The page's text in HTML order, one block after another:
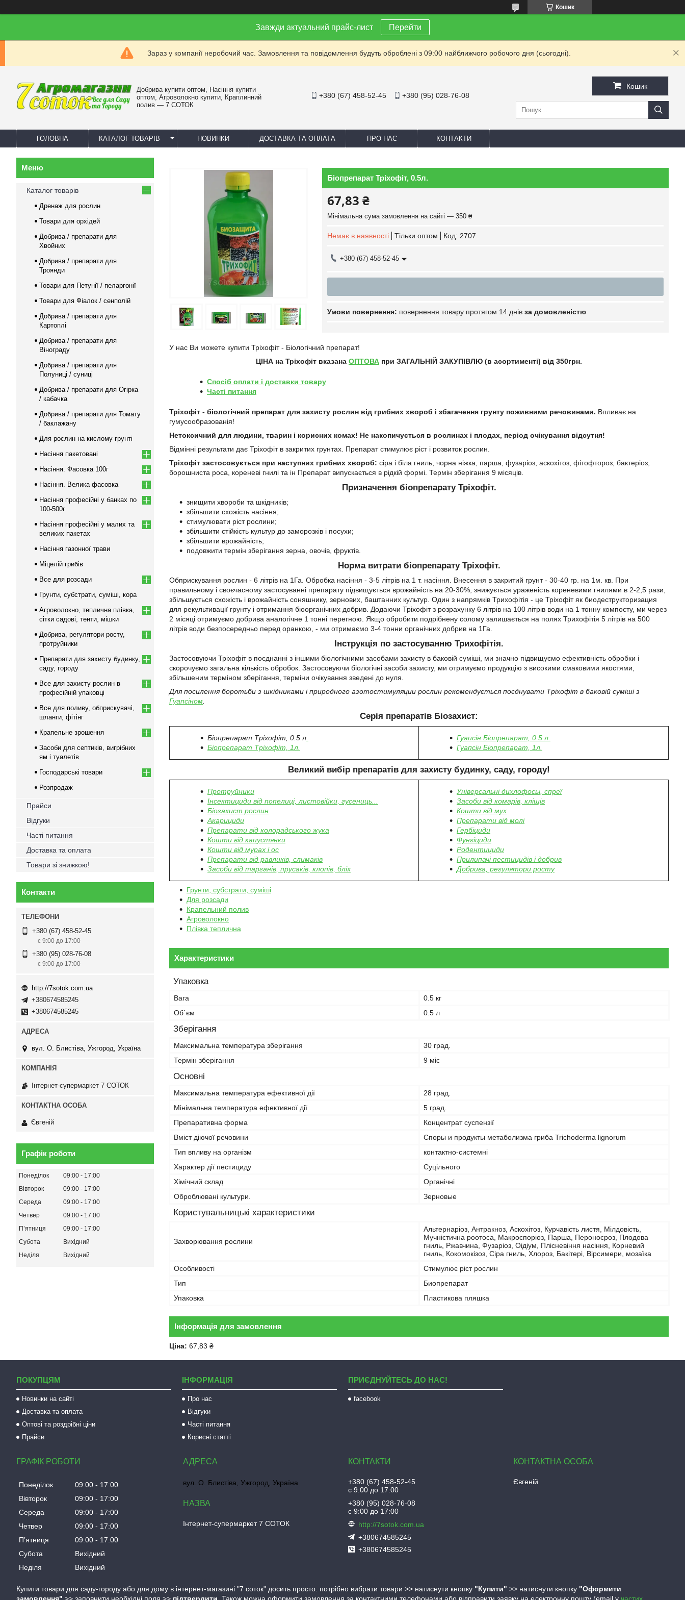
Кошик
Завжди актуальний прайс-лист Перейти
Зараз у компанії неробочий час. Замовлення та повідомлення будуть оброблені з 09:00 найближчого робочого дня (сьогодні).
Добрива купити оптом, Насіння купити
оптом, Агроволокно купити, Краплинний
полив — 7 СОТОК
+380 (67) 458-52-45 +380 (95) 028-76-08
Кошик
ГОЛОВНА КАТАЛОГ ТОВАРІВ НОВИНКИ ДОСТАВКА ТА ОПЛАТА ПРО НАС КОНТАКТИ
Біопрепарат Тріхофіт, 0.5л.
67,83 ₴
Мінімальна сума замовлення на сайті — 350 ₴
Немає в наявності Тільки оптом Код: 2707
+380 (67) 458-52-45
повернення товару протягом 14 днів за домовленістю
У нас Ви можете купити Тріхофіт - Біологічний препарат!
ЦІНА на Тріхофіт вказана ОПТОВА при ЗАГАЛЬНІЙ ЗАКУПІВЛЮ (в асортименті) від 350грн.
Спосіб оплати і доставки товару
Часті питання
Тріхофіт - біологічний препарат для захисту рослин від грибних хвороб і збагачення грунту поживними речовинами. Впливає на
гумусообразованія!
Нетоксичний для людини, тварин і корисних комах! Не накопичується в рослинах і плодах, період очікування відсутня!
Відмінні результати дає Тріхофіт в закритих грунтах. Препарат стимулює ріст і розвиток рослин.
Тріхофіт застосовується при наступних грибних хвороб: сіра і біла гниль, чорна ніжка, парша, фузаріоз, аскохітоз, фітофтороз, бактеріоз,
борошниста роса, кореневі гнилі та ін Препарат випускається в рідкій формі. Термін зберігання 9 місяців.
Призначення біопрепарату Тріхофіт.
знищити хвороби та шкідників;
збільшити схожість насіння;
стимулювати ріст рослини;
збільшити стійкість культур до заморозків і посухи;
збільшити врожайність;
подовжити термін зберігання зерна, овочів, фруктів.
Норма витрати біопрепарату Тріхофіт.
Обприскування рослин - 6 літрів на 1Га. Обробка насіння - 3-5 літрів на 1 т. насіння. Внесення в закритий грунт - 30-40 гр. на 1м. кв. При
правильному і своєчасному застосуванні препарату підвищується врожайність на 20-30%, знижується ураженість кореневими гнилями в 2-2,5 рази,
збільшується схожість і врожайність соняшнику, зернових, баштанних культур. Один з напрямків Трихофітія - це Тріхофіт як биодеструкторизация
для рекультивації грунту і отримання біоорганічних добрив. Додаючи Тріхофіт з розрахунку 6 літрів на 100 літрів води на 1 тонну компосту, ми через
2 місяці отримуємо добрива аналогічне 1 тонні перегною. Якщо обробити подрібнену солому залишається на полях Трихофітія 5 літрів на 500
літрів води безпосередньо перед оранкою, - ми отримаємо 3-4 тонни органічних добрив на 1Га.
Інструкція по застосуванню Трихофітія.
Застосовуючи Тріхофіт в поєднанні з іншими біологічними засобами захисту в баковій суміші, ми значно підвищуємо ефективність обробки і
скорочуємо загальна кількість обробок. Застосовуючи біологічні засоби захисту, ми отримуємо продукцію з високими смаковими якостями,
збільшеним терміном зберігання, терміни очікування зведені до нуля.
Для посилення боротьби з шкідниками і природного азотостимуляции рослин рекомендується поєднувати Тріхофіт в баковій суміші з
Гуапсіном
Серія препаратів Біозахист:
Біопрепарат Тріхофіт, 0.5 л
Біопрепарат Тріхофіт, 1л.
Гуапсін Біопрепарат, 0.5 л.
Гуапсін Біопрепарат, 1л.
Великий вибір препаратів для захисту будинку, саду, городу!
Протруйники
Інсектициди від попелиці, листовійки, гусениць...
Біозахист рослин
Акарициди
Препарати від колорадського жука
Кошти від капустянки
Кошти від мурах і ос
Препарати від равликів, слимаків
Засоби від тарганів, прусаків, клопів, бліх
Універсальні дихлофосы, спреї
Засоби від комарів, кліщів
Кошти від мух
Препарати від молі
Гербіциди
Фунгіциди
Родентициди
Прилипачі пестицидів і добрив
Добрива, регулятори росту
Грунти, субстрати, суміші
Для розсади
Крапельний полив
Агроволокно
Плівка теплична
Характеристики
Упаковка
Вага
0.5 кг
Об`єм
0.5 л
Зберігання
Максимальна температура зберігання
30 град.
Термін зберігання
9 міс
Основні
Максимальна температура ефективної дії
28 град.
Мінімальна температура ефективної дії
5 град.
Препаративна форма
Концентрат суспензії
Вміст діючої речовини
Споры и продукты метаболизма гриба Trichoderma lignorum
Тип впливу на організм
контактно-системні
Характер дії пестициду
Суцільного
Хімічний склад
Органічні
Оброблювані культури.
Зерновые
Користувальницькі характеристики
Захворювання рослини
Альтернаріоз, Антракноз, Аскохітоз, Курчавість листя, Мілдовість,
Мучністична роотоса, Макроспоріоз, Парша, Пероносроз, Плодова
гниль, Ржавчина, Фузаріоз, Оідіум, Плісневіння насіння, Корневий
гниль, Кокомокізоз, Сіра гниль, Хлороз, Бакітері, Вірсимери, мозаїка
Особливості
Стимулює ріст рослин
Тип
Биопрепарат
Упаковка
Пластикова пляшка
Інформація для замовлення
Ціна: 67,83 ₴
Каталог товарів
Дренаж для рослин
Товари для орхідей
Добрива / препарати для
Хвойних
Добрива / препарати для
Троянди
Товари для Петунії / пеларгонії
Товари для Фіалок / сенполій
Добрива / препарати для
Картоплі
Добрива / препарати для
Вінограду
Добрива / препарати для
Полуниці / суниці
Добрива / препарати для Огірка
/ кабачка
Добрива / препарати для Томату
/ баклажану
Для рослин на кислому грунті
Насіння пакетовані
Насіння. Фасовка 100г
Насіння. Велика фасовка
Насіння професійні у банках по
100-500г
Насіння професійні у малих та
великих пакетах
Насіння газонної трави
Міцелій грибів
Все для розсади
Грунти, субстрати, суміші, кора
Агроволокно, теплична плівка,
сітки садові, тенти, мішки
Добрива, регулятори росту,
протруйники
Препарати для захисту будинку,
саду, городу
Все для захисту рослин в
професійній упаковці
Все для поливу, обприскувачі,
шланги, фітінг
Крапельне зрошення
Засоби для септиків, вигрібних
ям і туалетів
Господарські товари
Розпродаж
Прайси
Відгуки
Часті питання
Доставка та оплата
Товари зі знижкою!
Контакти
+380 (67) 458-52-45
с 9:00 до 17:00
+380 (95) 028-76-08
с 9:00 до 17:00
http://7sotok.com.ua
+380674585245
+380674585245
вул. О. Блистіва, Ужгород, Україна
Інтернет-супермаркет 7 СОТОК
Євгеній
Графік роботи
Понеділок 09:00
17:00
Вівторок
09:00
17:00
Середа
09:00
17:00
Четвер
09:00
17:00
Пʼятниця
09:00
17:00
Субота
Вихідний
Неділя
Вихідний
ПОКУПЦЯМ
Новинки на сайті
Доставка та оплата
Оптові та роздрібні ціни
Прайси
ІНФОРМАЦІЯ
Про нас
Відгуки
Часті питання
Корисні статті
ПРИЄДНУЙТЕСЬ ДО НАС!
facebook
ГРАФІК РОБОТИ
Понеділок 09:00
17:00
Вівторок
09:00
17:00
Середа
09:00
17:00
Четвер
09:00
17:00
Пʼятниця
09:00
17:00
Субота
Вихідний
Неділя
Вихідний
вул. О. Блистіва, Ужгород, Україна
Інтернет-супермаркет 7 СОТОК
+380 (67) 458-52-45
с 9:00 до 17:00
+380 (95) 028-76-08
с 9:00 до 17:00
http://7sotok.com.ua
+380674585245
+380674585245
Євгеній
Купити товари для саду-городу або для дому в інтернет-магазині "7 соток" досить просто: потрібно вибрати товари >> натиснути кнопку "Купити" >> натиснути кнопку "Оформити